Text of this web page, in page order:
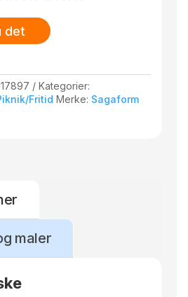
det
Kategorier:
Fritid Merke: Sagaform
maler